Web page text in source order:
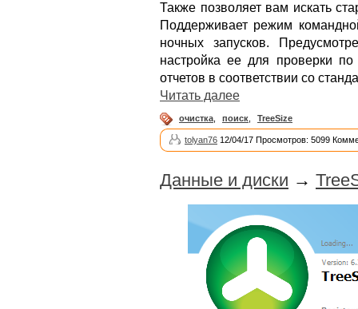
Также позволяет вам искать
Поддерживает режим
ночных запусков.
настройка ее для проверки
отчетов в соответствии со
Читать далее
очистка поиск TreeSize
tolyan76 12/04/17 Просмотров: 5099
Данные и диски →